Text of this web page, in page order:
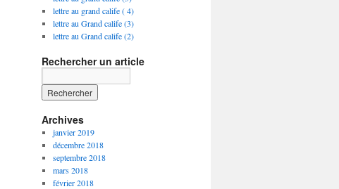
lettre au grand calife ( 4)
lettre au Grand calife (3)
lettre au Grand calife (2)
Rechercher un article
Archives
janvier 2019
décembre 2018
septembre 2018
mars 2018
février 2018